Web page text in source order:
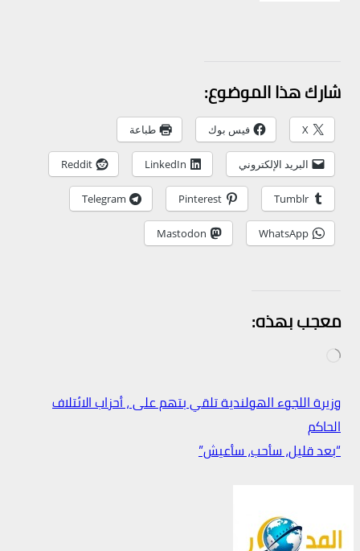
شارك هذا الموضوع:
X فيس بوك طباعة
البريد الإلكتروني LinkedIn
Reddit
Tumblr
Pinterest
Telegram
WhatsApp
Mastodon
معجب بهذه:
تصفّح
المقالات
وزيرة اللجوء الهولندية تلقي بتهم على ، أحزاب الائتلاف
الحاكم
“بعد قليل، سأحب، سأعيش”